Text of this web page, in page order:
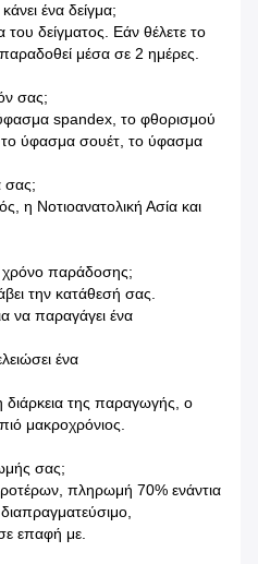
ένα δείγμα;
δείγματος. Εάν θέλετε το
μέσα σε 2 ημέρες.
σας;
spandex, το φθορισμού
ύφασμα σουέτ, το ύφασμα
σας;
η Νοτιοανατολική Ασία και
χρόνο παράδοσης;
την κατάθεσή σας.
να παραγάγει ένα
ένα
διάρκεια της παραγωγής, ο
μακροχρόνιος.
σας;
πληρωμή 70% ενάντια
επαφή με.